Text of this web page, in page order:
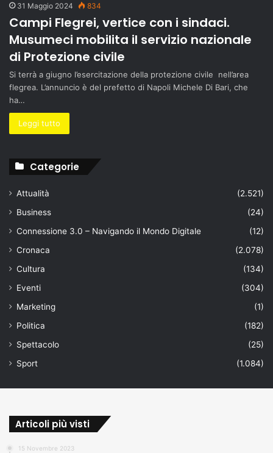
31 Maggio 2024 834
Campi Flegrei, vertice con i sindaci.
Musumeci mobilita il servizio nazionale
di Protezione civile
Si terrà a giugno l’esercitazione della protezione civile nell’area
flegrea. L’annuncio è del prefetto di Napoli Michele Di Bari, che
ha…
Leggi tutto
Categorie
Attualità
(2.521)
Business
(24)
Connessione 3.0 – Navigando il Mondo Digitale
(12)
Cronaca
(2.078)
Cultura
(134)
Eventi
(304)
Marketing
(1)
Politica
(182)
Spettacolo
(25)
Sport
(1.084)
Articoli più visti
15 Novembre 2023